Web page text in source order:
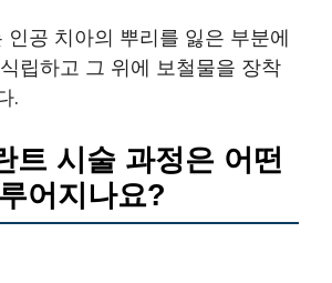
인공 치아의 뿌리를 잃은 부분에
립하고 그 위에 보철물을 장착
.
트 시술 과정은 어떤
어지나요?